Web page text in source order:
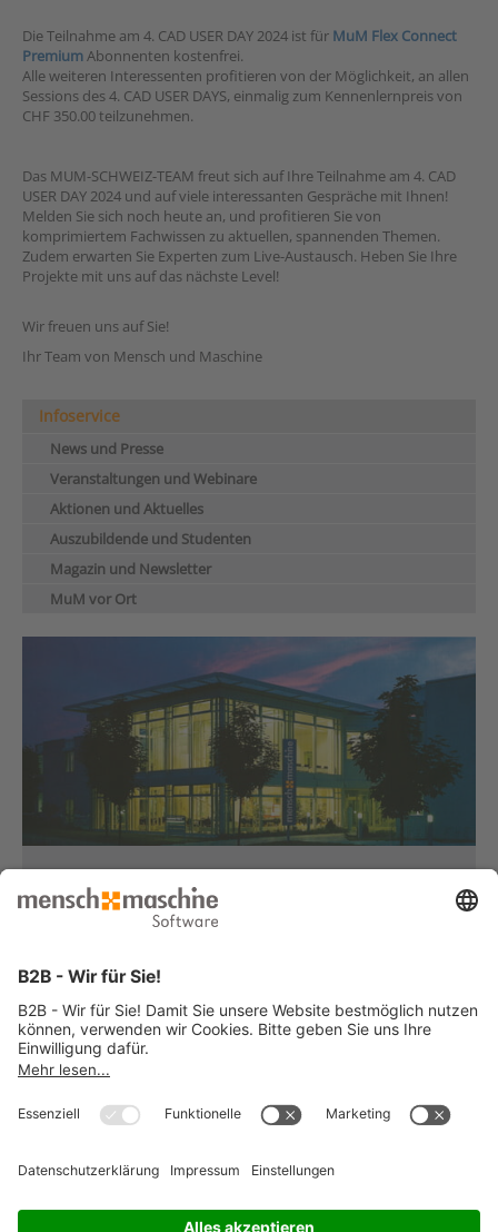
Die Teilnahme am 4. CAD USER DAY 2024 ist für MuM Flex Connect
PremiumAbonnenten kostenfrei.
Alle weiteren Interessenten profitieren von der Möglichkeit, an allen
Sessions des 4. CAD USER DAYS, einmalig zum Kennenlernpreis von
CHF 350.00 teilzunehmen.
Das MUM-SCHWEIZ-TEAM freut sich auf Ihre Teilnahme am 4. CAD
USER DAY 2024 und auf viele interessanten Gespräche mit Ihnen!
Melden Sie sich noch heute an, und profitieren Sie von
komprimiertem Fachwissen zu aktuellen, spannenden Themen.
Zudem erwarten Sie Experten zum Live-Austausch. Heben Sie Ihre
Projekte mit uns auf das nächste Level!
Wir freuen uns auf Sie!
Ihr Team von Mensch und Maschine
Infoservice
News und Presse
Veranstaltungen und Webinare
Aktionen und Aktuelles
Auszubildende und Studenten
Magazin und Newsletter
MuM vor Ort
Haben Sie Fragen?
Dann rufen Sie uns an...
von 08:30 bis 12:00 Uhr
und 12:30 bis 17:00 Uhr
Freitag
und 12:30 bis 15:00 Uhr